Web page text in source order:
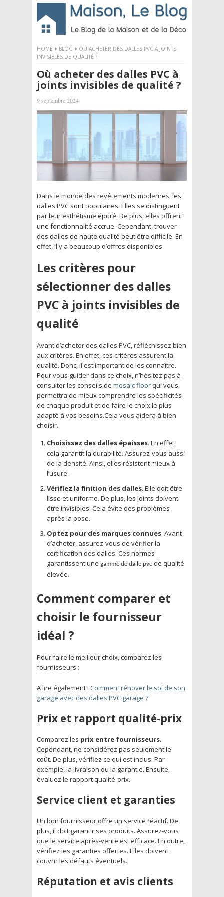
HOME BLOG
OÙ ACHETER DES DALLES PVC À JOINTS
INVISIBLES DE QUALITÉ ?
Où acheter des dalles PVC à
joints invisibles de qualité ?
9 septembre 2024
Dans le monde des revêtements modernes, les
dalles PVC sont populaires. Elles se distinguent
par leur esthétisme épuré. De plus, elles offrent
une fonctionnalité accrue. Cependant, trouver
des dalles de haute qualité peut être difficile. En
effet, il y a beaucoup d’offres disponibles.
Les critères pour
sélectionner des dalles
PVC à joints invisibles de
qualité
Avant d’acheter des dalles PVC, réfléchissez bien
aux critères. En effet, ces critères assurent la
qualité. Donc, il est important de les connaître.
Pour vous guider dans ce choix, n’hésitez pas à
consulter les conseils de mosaic floorqui vous
permettra de mieux comprendre les spécificités
de chaque produit et de faire le choix le plus
adapté à vos besoins.Cela vous aidera à bien
choisir.
Choisissez des dalles épaisses. En effet,
cela garantit la durabilité. Assurez-vous aussi
de la densité. Ainsi, elles résistent mieux à
l’usure.
Vérifiez la finition des dalles. Elle doit être
lisse et uniforme. De plus, les joints doivent
être invisibles. Cela évite des problèmes
après la pose.
Optez pour des marques connues. Avant
d’acheter, assurez-vous de vérifier la
certification des dalles. Ces normes
garantissent une gamme de dalle pvc de qualité
élevée.
Comment comparer et
choisir le fournisseur
idéal ?
Pour faire le meilleur choix, comparez les
fournisseurs :
A lire également : Comment rénover le sol de son
garage avec des dalles PVC garage ?
Prix et rapport qualité-prix
Comparez les prix entre fournisseurs.
Cependant, ne considérez pas seulement le
coût. De plus, vérifiez ce qui est inclus. Par
exemple, la livraison ou la garantie. Ensuite,
évaluez le rapport qualité-prix.
Service client et garanties
Un bon fournisseur offre un service réactif. De
plus, il doit garantir ses produits. Assurez-vous
que le service après-vente est efficace. En outre,
vérifiez les garanties offertes. Elles doivent
couvrir les défauts éventuels.
Réputation et avis clients